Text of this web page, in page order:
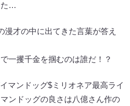
た…
漫才の中に出てきた言葉が答え
一攫千金を掴むのは誰だ！？
マンドッグ$ミリオネア最高ライ
ンドッグの良さは八億さん作の